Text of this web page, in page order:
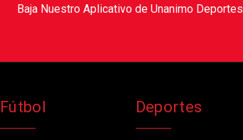
Baja Nuestro Aplicativo de Unanimo Deportes
Fútbol Deportes